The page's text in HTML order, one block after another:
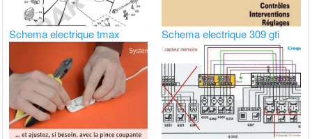
Schema electrique tmax Schema electrique 309 gti